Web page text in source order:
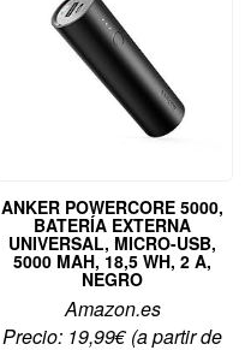
ANKER POWERCORE 5000,
BATERÍA EXTERNA
UNIVERSAL, MICRO-USB,
5000 MAH, 18,5 WH, 2 A,
NEGRO
Amazon.es
Precio: 19,99€(a partir de